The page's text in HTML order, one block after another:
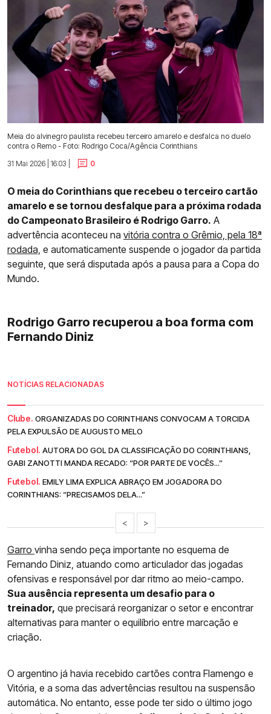
Meia do alvinegro paulista recebeu terceiro amarelo e desfalca no duelo
contra o Remo - Foto: Rodrigo Coca/Agência Corinthians
31 Mai 2026 | 16:03 |
0
O meia do Corinthians que recebeu o terceiro cartão
amarelo e se tornou desfalque para a próxima rodada
do Campeonato Brasileiro é Rodrigo Garro. A
advertência aconteceu na vitória contra o Grêmio, pela 18ª
rodada, e automaticamente suspende o jogador da partida
seguinte, que será disputada após a pausa para a Copa do
Mundo.
Rodrigo Garro recuperou a boa forma com
Fernando Diniz
NOTÍCIAS RELACIONADAS
Clube. ORGANIZADAS DO CORINTHIANS CONVOCAM A TORCIDA
PELA EXPULSÃO DE AUGUSTO MELO
Futebol. AUTORA DO GOL DA CLASSIFICAÇÃO DO CORINTHIANS,
GABI ZANOTTI MANDA RECADO: “POR PARTE DE VOCÊS...”
Futebol. EMILY LIMA EXPLICA ABRAÇO EM JOGADORA DO
CORINTHIANS: “PRECISAMOS DELA...”
< >
Garro vinha sendo peça importante no esquema de
Fernando Diniz, atuando como articulador das jogadas
ofensivas e responsável por dar ritmo ao meio-campo.
Sua ausência representa um desafio para o
treinador, que precisará reorganizar o setor e encontrar
alternativas para manter o equilíbrio entre marcação e
criação.
O argentino já havia recebido cartões contra Flamengo e
Vitória, e a soma das advertências resultou na suspensão
automática. No entanto, esse pode ter sido o último jogo